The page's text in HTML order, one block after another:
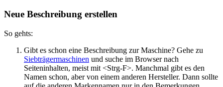
Neue Beschreibung erstellen
So gehts:
Gibt es schon eine Beschreibung zur Maschine? Gehe zu
Siebträgermaschinen und suche im Browser nach
Seiteninhalten, meist mit <Strg-F>. Manchmal gibt es den
Namen schon, aber von einem anderen Hersteller. Dann sollte